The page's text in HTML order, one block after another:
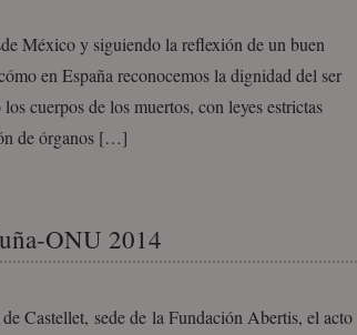
México y siguiendo la reflexión de un buen
en España reconocemos la dignidad del ser
cuerpos de los muertos, con leyes estrictas
de órganos […]
ONU 2014
Castellet, sede de la Fundación Abertis, el acto